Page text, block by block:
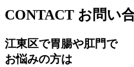
CONTACT お問い
江東区で胃腸や肛門で
お悩みの方は